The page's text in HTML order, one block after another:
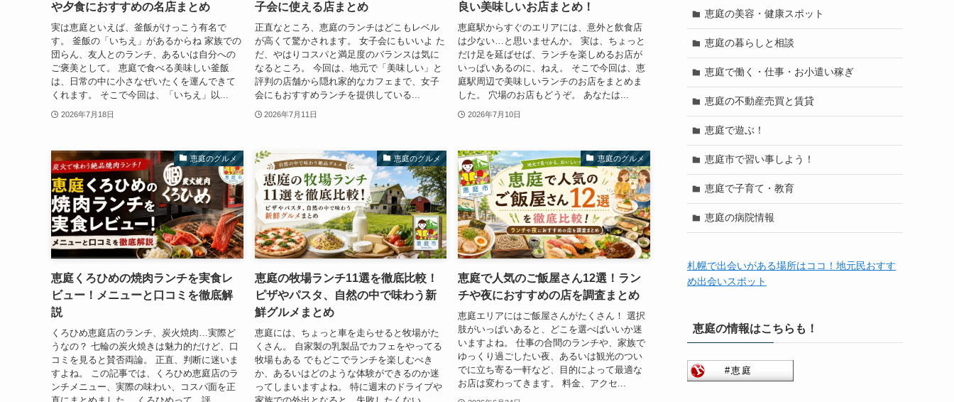
や夕食におすすめの名店まとめ
実は恵庭といえば、釜飯がけっこう有名で
す。 釜飯の「いちえ」があるからね 家族での
団らん、友人とのランチ、あるいは自分への
ご褒美として。 恵庭で食べる美味しい釜飯
は、日常の中に小さなぜいたくを運んできて
くれます。 そこで今回は、「いちえ」以...
2026年7月18日
子会に使える店まとめ
正直なところ、恵庭のランチはどこもレベル
が高くて驚かされます。 女子会にもいいよ た
だ、やはりコスパと満足度のバランスは気に
なるところ。 今回は、地元で「美味しい」と
評判の店舗から隠れ家的なカフェまで、女子
会にもおすすめランチを提供している...
2026年7月11日
良い美味しいお店まとめ！
恵庭駅からすぐのエリアには、意外と飲食店
は少ない…と思いませんか。 実は、ちょっと
だけ足を延ばせば、ランチを楽しめるお店が
いっぱいあるのに、ねえ。 そこで今回は、恵
庭駅周辺で美味しいランチのお店をまとめま
した。 穴場のお店もどうぞ。 あなたは...
2026年7月10日
恵庭のグルメ
恵庭くろひめの焼肉ランチを実食レ
ビュー！メニューと口コミを徹底解
説
くろひめ恵庭店のランチ、炭火焼肉…実際ど
うなの？ 七輪の炭火焼きは魅力的だけど、口
コミを見ると賛否両論。 正直、判断に迷いま
すよね。 この記事では、くろひめ恵庭店のラ
ンチメニュー、実際の味わい、コスパ面を正
恵庭のグルメ
恵庭の牧場ランチ11選を徹底比較！
ピザやパスタ、自然の中で味わう新
鮮グルメまとめ
恵庭には、ちょっと車を走らせると牧場がた
くさん。 自家製の乳製品でカフェをやってる
牧場もある でもどこでランチを楽しむべき
か、あるいはどのような体験ができるのか迷
ってしまいますよね。 特に週末のドライブや
恵庭のグルメ
恵庭で人気のご飯屋さん12選！ラン
チや夜におすすめの店を調査まとめ
恵庭エリアにはご飯屋さんがたくさん！ 選択
肢がいっぱいあると、どこを選べばいいか迷
いますよね。 仕事の合間のランチや、家族で
ゆっくり過ごしたい夜、あるいは観光のつい
でに立ち寄る一軒など、目的によって最適な
お店は変わってきます。 料金、アクセ...
恵庭の美容・健康スポット
恵庭の暮らしと相談
恵庭で働く・仕事・お小遣い稼ぎ
恵庭の不動産売買と賃貸
恵庭で遊ぶ！
恵庭市で習い事しよう！
恵庭で子育て・教育
恵庭の病院情報
札幌で出会いがある場所はココ！地元民おすす
め出会いスポット
恵庭の情報はこちらも！